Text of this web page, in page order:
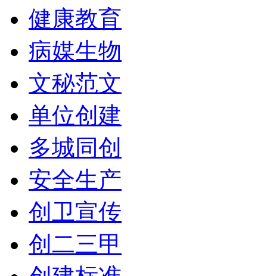
健康教育
病媒生物
文秘范文
单位创建
多城同创
安全生产
创卫宣传
创二三甲